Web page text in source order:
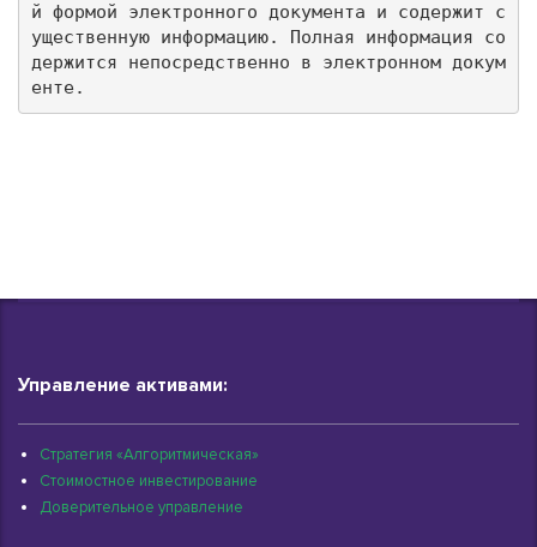
й формой электронного документа и содержит с
ущественную информацию. Полная информация со
держится непосредственно в электронном докум
енте.
Управление активами:
Стратегия «Алгоритмическая»
Стоимостное инвестирование
Доверительное управление